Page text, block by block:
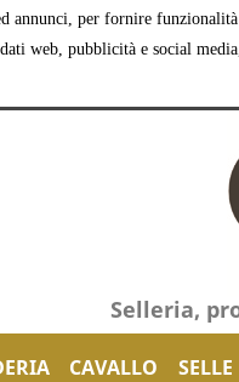
annunci, per fornire
web, pubblicità e social
Selleria,
CAVALLO SELLE